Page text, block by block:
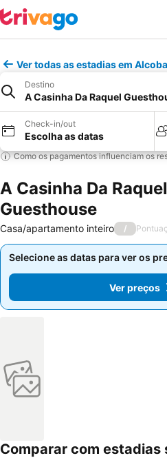
Ver todas as estadias em
Destino
A Casinha Da Raquel
Check-in/out
Escolha as datas
Como os pagamentos influenciam os
A Casinha Da Raquel
Guesthouse
Casa/apartamento inteiro /
Selecione as datas para ver os
Ver
Selecione as datas para ver os
Ver preços
Comparar com estadias